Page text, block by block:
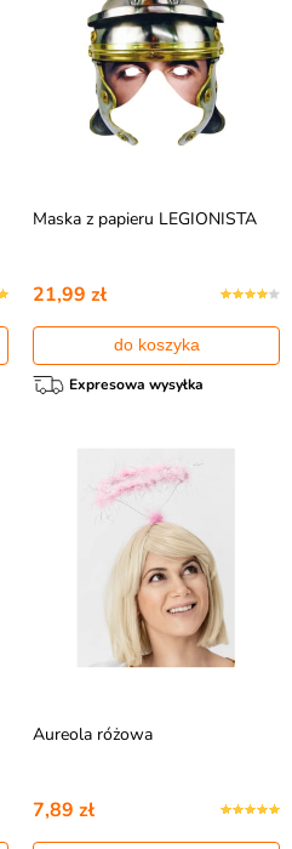
Maska z papieru LEGIONISTA
21,99 zł
do koszyka
Expresowa wysyłka
Aureola różowa
7,89 zł